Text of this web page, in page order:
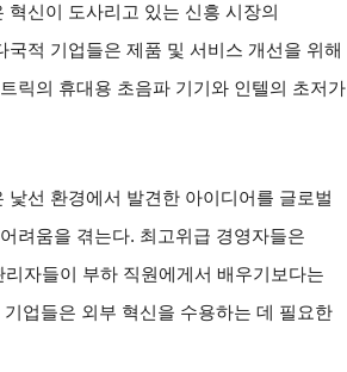
혁신이 도사리고 있는 신흥 시장의
국적 기업들은 제품 및 서비스 개선을 위해
릭의 휴대용 초음파 기기와 인텔의 초저가
낯선 환경에서 발견한 아이디어를 글로벌
려움을 겪는다. 최고위급 경영자들은
자들이 부하 직원에게서 배우기보다는
기업들은 외부 혁신을 수용하는 데 필요한